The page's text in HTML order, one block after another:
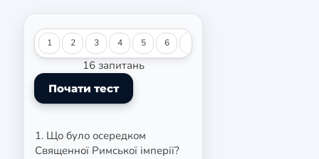
1 2 3 4 5 6
16 запитань
1. Що було осередком
Священної Римської імперії?